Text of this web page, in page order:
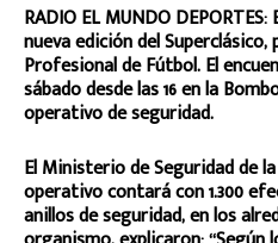
RADIO EL MUNDO
nueva edición del Superclásico,
Profesional de Fútbol. El
sábado desde las 16 en la
operativo de seguridad.
El Ministerio de Seguridad de
operativo contará con 1.300
anillos de seguridad, en los